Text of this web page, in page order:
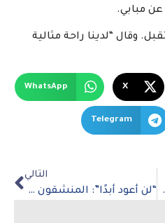
مبابي.
وقال “لدينا راحة مثالية
X
WhatsApp
Telegram
نظام مكسور
التالي
“لن أعود أبدًا”: المنشقون الروس البارزون الذين يرفضون الحرب